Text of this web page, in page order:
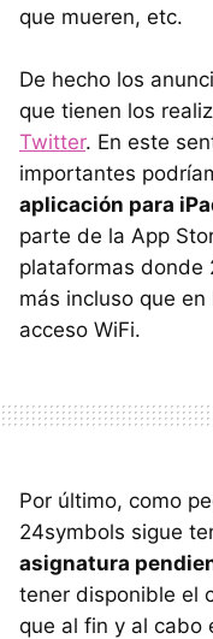
que mueren, etc.
De hecho los
que tienen los
Twitter. En este
importantes
aplicación para
parte de la App
plataformas donde
más incluso que
acceso WiFi.
Por último, como
24symbols sigue
asignatura
tener disponible el
que al fin y al cabo